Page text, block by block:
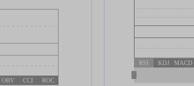
OBV CCI ROC
RSI KDJ MACD